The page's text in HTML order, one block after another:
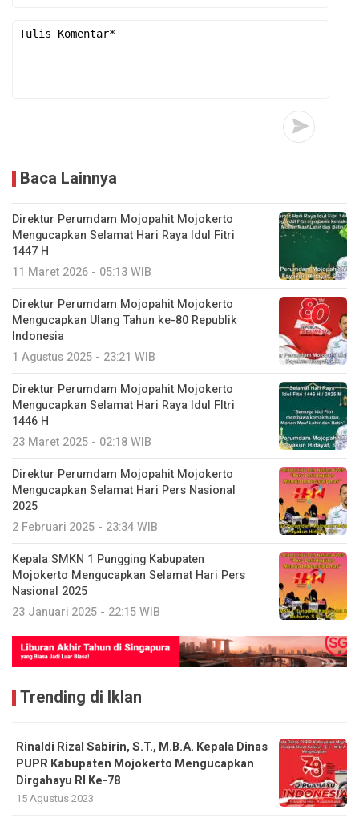
Baca Lainnya
Direktur Perumdam Mojopahit Mojokerto
Mengucapkan Selamat Hari Raya Idul Fitri
1447 H
11 Maret 2026 - 05:13 WIB
Direktur Perumdam Mojopahit Mojokerto
Mengucapkan Ulang Tahun ke-80 Republik
Indonesia
1 Agustus 2025 - 23:21 WIB
Direktur Perumdam Mojopahit Mojokerto
Mengucapkan Selamat Hari Raya Idul FItri
1446 H
23 Maret 2025 - 02:18 WIB
Direktur Perumdam Mojopahit Mojokerto
Mengucapkan Selamat Hari Pers Nasional
2025
2 Februari 2025 - 23:34 WIB
Kepala SMKN 1 Pungging Kabupaten
Mojokerto Mengucapkan Selamat Hari Pers
Nasional 2025
23 Januari 2025 - 22:15 WIB
Trending di Iklan
Rinaldi Rizal Sabirin, S.T., M.B.A. Kepala Dinas
PUPR Kabupaten Mojokerto Mengucapkan
Dirgahayu RI Ke-78
15 Agustus 2023